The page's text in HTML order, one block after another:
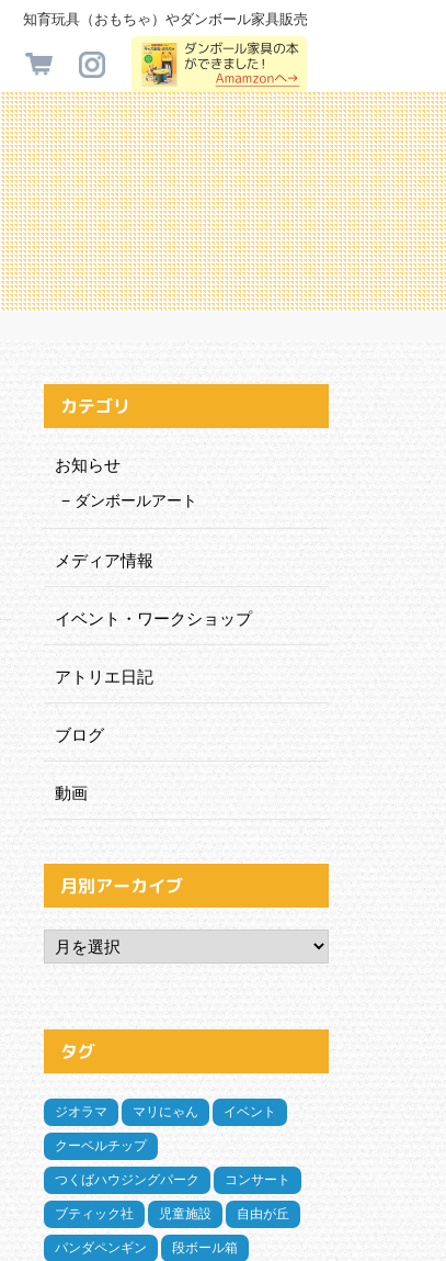
知育玩具（おもちゃ）やダンボール家具販売
カテゴリ
お知らせ
ダンボールアート
メディア情報
イベント・ワークショップ
アトリエ日記
ブログ
動画
月別アーカイブ
タグ
ジオラマ マリにゃん イベント
クーベルチップ
つくばハウジングパーク コンサート
ブティック社 児童施設 自由が丘
パンダペンギン 段ボール箱